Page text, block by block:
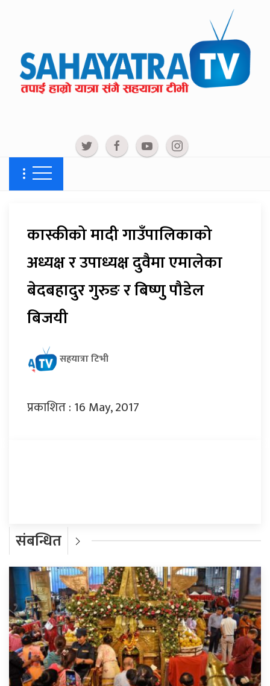
कास्कीको मादी गाउँपालिकाको
अध्यक्ष र उपाध्यक्ष दुवैमा एमालेका
बेदबहादुर गुरुङ र बिष्णु पौडेल
बिजयी
सहयात्रा टिभी
प्रकाशित : 16 May, 2017
संबन्धित